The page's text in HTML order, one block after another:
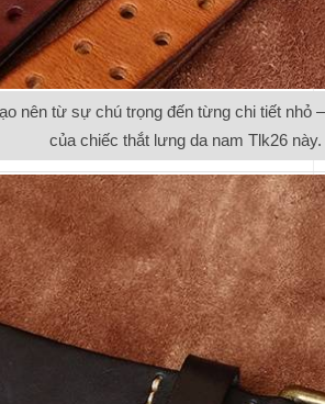
nên từ sự chú trọng đến từng chi tiết nhỏ
của chiếc thắt lưng da nam Tlk26 này.